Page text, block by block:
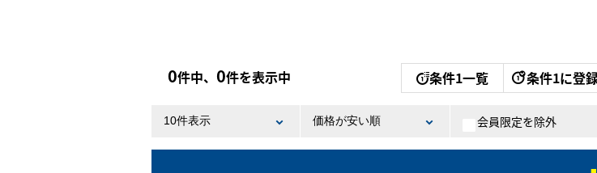
0件中、 0件を表示中 条件1一覧 条件1に登
会員限定を除外